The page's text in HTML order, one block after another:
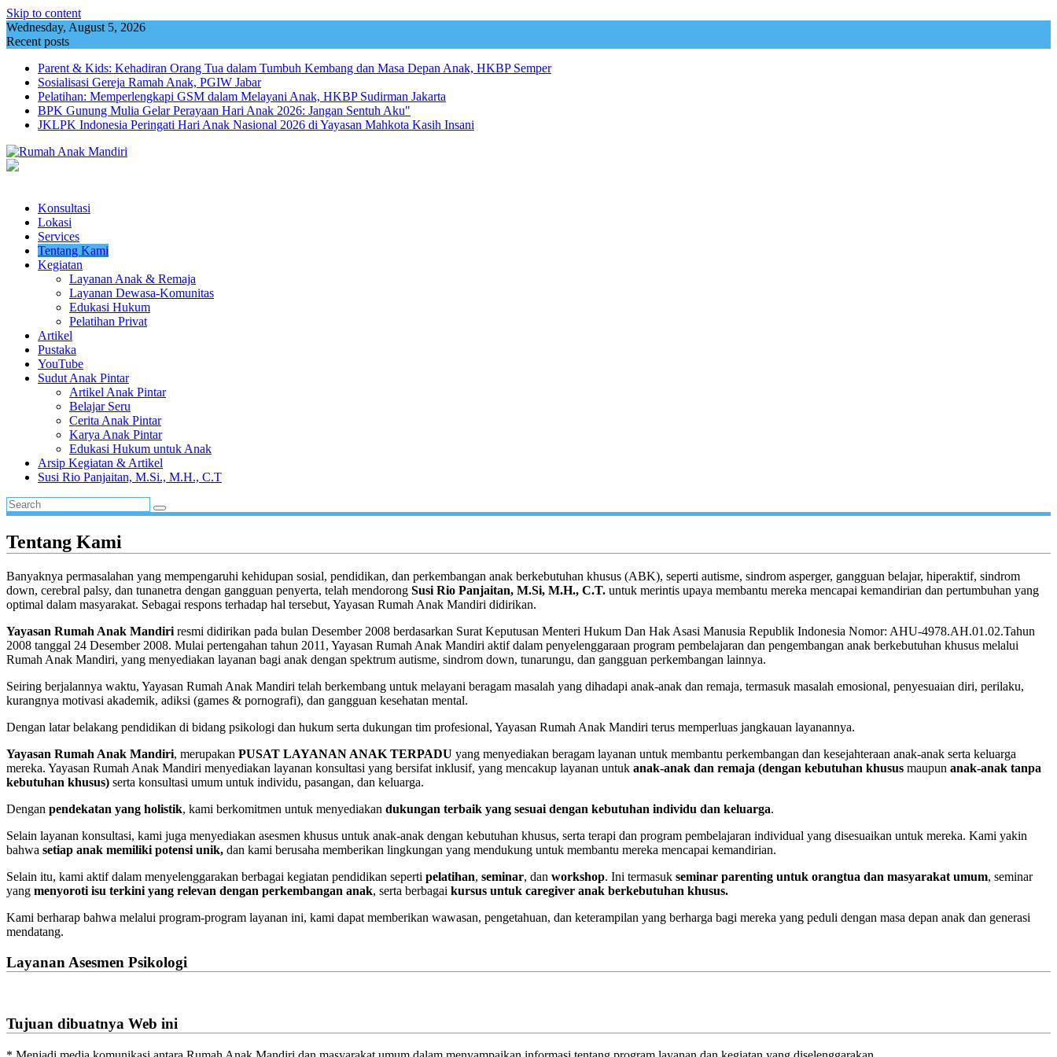
Skip to content
Wednesday, August 5, 2026
Recent posts
Parent & Kids: Kehadiran Orang Tua dalam Tumbuh Kembang dan Masa Depan Anak, HKBP Semper
Sosialisasi Gereja Ramah Anak, PGIW Jabar
Pelatihan: Memperlengkapi GSM dalam Melayani Anak, HKBP Sudirman Jakarta
BPK Gunung Mulia Gelar Perayaan Hari Anak 2026: Jangan Sentuh Aku"
JKLPK Indonesia Peringati Hari Anak Nasional 2026 di Yayasan Mahkota Kasih Insani
Konsultasi
Lokasi
Services
Tentang Kami
Kegiatan
Layanan Anak & Remaja
Layanan Dewasa-Komunitas
Edukasi Hukum
Pelatihan Privat
Artikel
Pustaka
YouTube
Sudut Anak Pintar
Artikel Anak Pintar
Belajar Seru
Cerita Anak Pintar
Karya Anak Pintar
Edukasi Hukum untuk Anak
Arsip Kegiatan & Artikel
Susi Rio Panjaitan, M.Si., M.H., C.T
Tentang Kami
Banyaknya permasalahan yang mempengaruhi kehidupan sosial, pendidikan, dan perkembangan anak berkebutuhan khusus (ABK), seperti autisme, sindrom asperger, gangguan belajar, hiperaktif, sindrom
down, cerebral palsy, dan tunanetra dengan gangguan penyerta, telah mendorong Susi Rio Panjaitan, M.Si, M.H., C.T. untuk merintis upaya membantu mereka mencapai kemandirian dan pertumbuhan yang
optimal dalam masyarakat. Sebagai respons terhadap hal tersebut, Yayasan Rumah Anak Mandiri didirikan.
Yayasan Rumah Anak Mandiri resmi didirikan pada bulan Desember 2008 berdasarkan Surat Keputusan Menteri Hukum Dan Hak Asasi Manusia Republik Indonesia Nomor: AHU-4978.AH.01.02.Tahun
2008 tanggal 24 Desember 2008. Mulai pertengahan tahun 2011, Yayasan Rumah Anak Mandiri aktif dalam penyelenggaraan program pembelajaran dan pengembangan anak berkebutuhan khusus melalui
Rumah Anak Mandiri, yang menyediakan layanan bagi anak dengan spektrum autisme, sindrom down, tunarungu, dan gangguan perkembangan lainnya.
Seiring berjalannya waktu, Yayasan Rumah Anak Mandiri telah berkembang untuk melayani beragam masalah yang dihadapi anak-anak dan remaja, termasuk masalah emosional, penyesuaian diri, perilaku,
kurangnya motivasi akademik, adiksi (games & pornografi), dan gangguan kesehatan mental.
Dengan latar belakang pendidikan di bidang psikologi dan hukum serta dukungan tim profesional, Yayasan Rumah Anak Mandiri terus memperluas jangkauan layanannya.
Yayasan Rumah Anak Mandiri, merupakan PUSAT LAYANAN ANAK TERPADU yang menyediakan beragam layanan untuk membantu perkembangan dan kesejahteraan anak-anak serta keluarga
mereka. Yayasan Rumah Anak Mandiri menyediakan layanan konsultasi yang bersifat inklusif, yang mencakup layanan untuk anak-anak dan remaja (dengan kebutuhan khusus maupun anak-anak tanpa
kebutuhan khusus) serta konsultasi umum untuk individu, pasangan, dan keluarga.
Dengan pendekatan yang holistik, kami berkomitmen untuk menyediakan dukungan terbaik yang sesuai dengan kebutuhan individu dan keluarga.
Selain layanan konsultasi, kami juga menyediakan asesmen khusus untuk anak-anak dengan kebutuhan khusus, serta terapi dan program pembelajaran individual yang disesuaikan untuk mereka. Kami yakin
bahwa setiap anak memiliki potensi unik, dan kami berusaha memberikan lingkungan yang mendukung untuk membantu mereka mencapai kemandirian.
Selain itu, kami aktif dalam menyelenggarakan berbagai kegiatan pendidikan seperti pelatihan, seminar, dan workshop. Ini termasuk seminar parenting untuk orangtua dan masyarakat umum, seminar
yang menyoroti isu terkini yang relevan dengan perkembangan anak, serta berbagai kursus untuk caregiver anak berkebutuhan khusus.
Kami berharap bahwa melalui program-program layanan ini, kami dapat memberikan wawasan, pengetahuan, dan keterampilan yang berharga bagi mereka yang peduli dengan masa depan anak dan generasi
mendatang.
Layanan Asesmen Psikologi
Tujuan dibuatnya Web ini